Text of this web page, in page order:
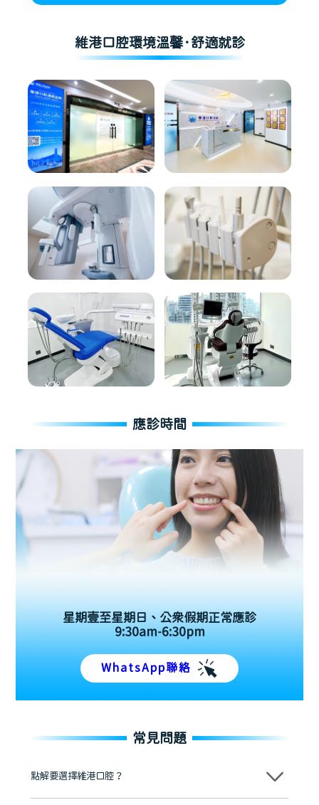
維港口腔環境溫馨·舒適就診
應診時間
星期壹至星期日、公眾假期正常應診
9:30am-6:30pm
WhatsApp聯絡
常見問題
點解要選擇維港口腔？
維港口腔踐行「醫道濟世」的大學校訓，各分院匯聚來自香港、內地的